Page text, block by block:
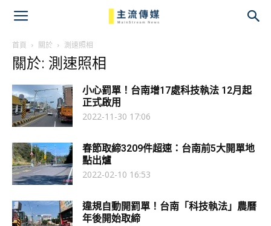
首頁 關於 測速照相
關於: 測速照相
小心罰單！台南增17處科技執法 12月起
正式啟用
2022-11-30 17:06
春節取締3209件超速：台南前5大開單地
點出爐
2022-02-10 16:53
違規自動開罰單！台南「科技執法」農曆
年後開始取締